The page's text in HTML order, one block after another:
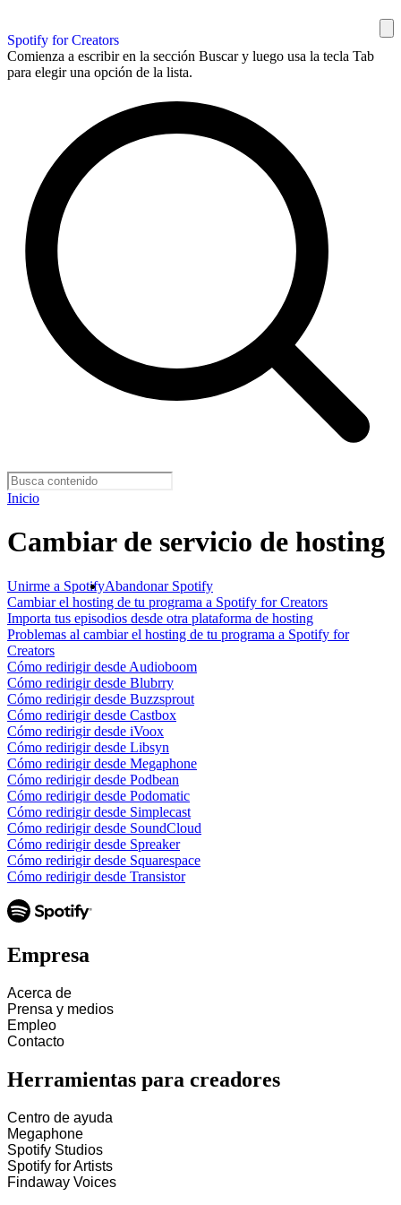
Spotify for Creators
Comienza a escribir en la sección Buscar y luego usa la tecla Tab
para elegir una opción de la lista.
Inicio
Cambiar de servicio de hosting
Unirme a SpotifyAbandonar Spotify
Cambiar el hosting de tu programa a Spotify for Creators
Importa tus episodios desde otra plataforma de hosting
Problemas al cambiar el hosting de tu programa a Spotify for
Creators
Cómo redirigir desde Audioboom
Cómo redirigir desde Blubrry
Cómo redirigir desde Buzzsprout
Cómo redirigir desde Castbox
Cómo redirigir desde iVoox
Cómo redirigir desde Libsyn
Cómo redirigir desde Megaphone
Cómo redirigir desde Podbean
Cómo redirigir desde Podomatic
Cómo redirigir desde Simplecast
Cómo redirigir desde SoundCloud
Cómo redirigir desde Spreaker
Cómo redirigir desde Squarespace
Cómo redirigir desde Transistor
Empresa
Acerca de
Prensa y medios
Empleo
Contacto
Herramientas para creadores
Centro de ayuda
Megaphone
Spotify Studios
Spotify for Artists
Findaway Voices